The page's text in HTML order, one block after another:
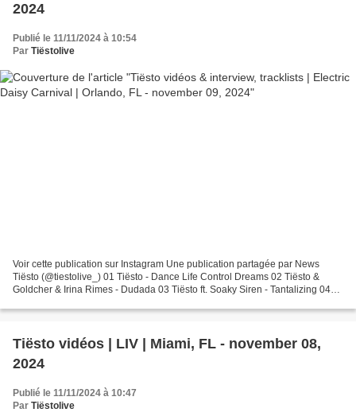
2024
Publié le 11/11/2024 à 10:54
Par Tiëstolive
Voir cette publication sur Instagram Une publication partagée par News
Tiësto (@tiestolive_) 01 Tiësto - Dance Life Control Dreams 02 Tiësto &
Goldcher & Irina Rimes - Dudada 03 Tiësto ft. Soaky Siren - Tantalizing 04
Tiësto vidéos | LIV | Miami, FL - november 08,
2024
Publié le 11/11/2024 à 10:47
Par Tiëstolive